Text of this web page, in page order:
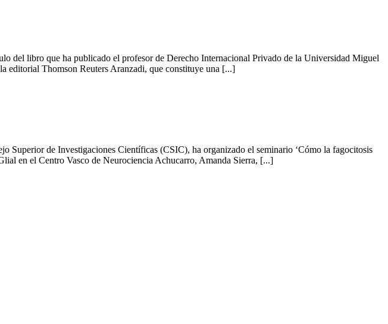
del libro que ha publicado el profesor de Derecho Internacional Privado de la Universidad Miguel
editorial Thomson Reuters Aranzadi, que constituye una [...]
de Investigaciones Científicas (CSIC), ha organizado el seminario ‘Cómo la fagocitosis
en el Centro Vasco de Neurociencia Achucarro, Amanda Sierra, [...]